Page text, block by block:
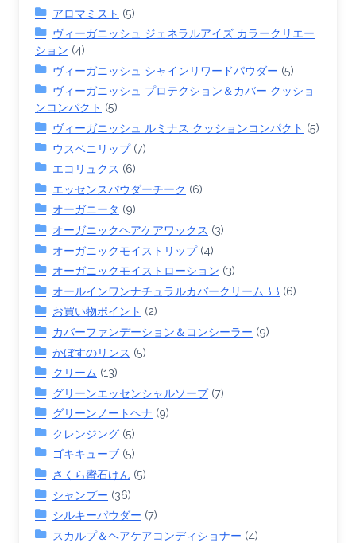
アロマミスト (5)
ヴィーガニッシュ ジェネラルアイズ カラークリエー
ション (4)
ヴィーガニッシュ シャインリワードパウダー (5)
ヴィーガニッシュ プロテクション＆カバー クッショ
ンコンパクト (5)
ヴィーガニッシュ ルミナス クッションコンパクト (5)
ウスベニリップ(7)
エコリュクス (6)
エッセンスパウダーチーク (6)
オーガニータ (9)
オーガニックヘアケアワックス (3)
オーガニックモイストリップ(4)
オーガニックモイストローション (3)
オールインワンナチュラルカバークリームBB (6)
お買い物ポイント (2)
カバーファンデーション＆コンシーラー (9)
かぼすのリンス (5)
クリーム (13)
グリーンエッセンシャルソープ(7)
グリーンノートヘナ (9)
クレンジング (5)
ゴキキューブ (5)
さくら蜜石けん (5)
シャンプー (36)
シルキーパウダー (7)
スカルプ＆ヘアケアコンディショナー (4)